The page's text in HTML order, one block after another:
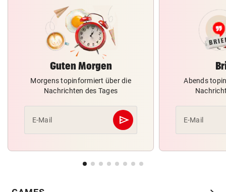
Guten Morgen
Morgens topinformiert über die
Nachrichten des Tages
E-Mail send
Abschicken
Abends
E-Mail